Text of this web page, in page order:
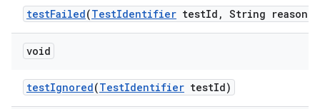
testFailed(TestIdentifier testId , String reason)
void
testIgnored(TestIdentifier testId)